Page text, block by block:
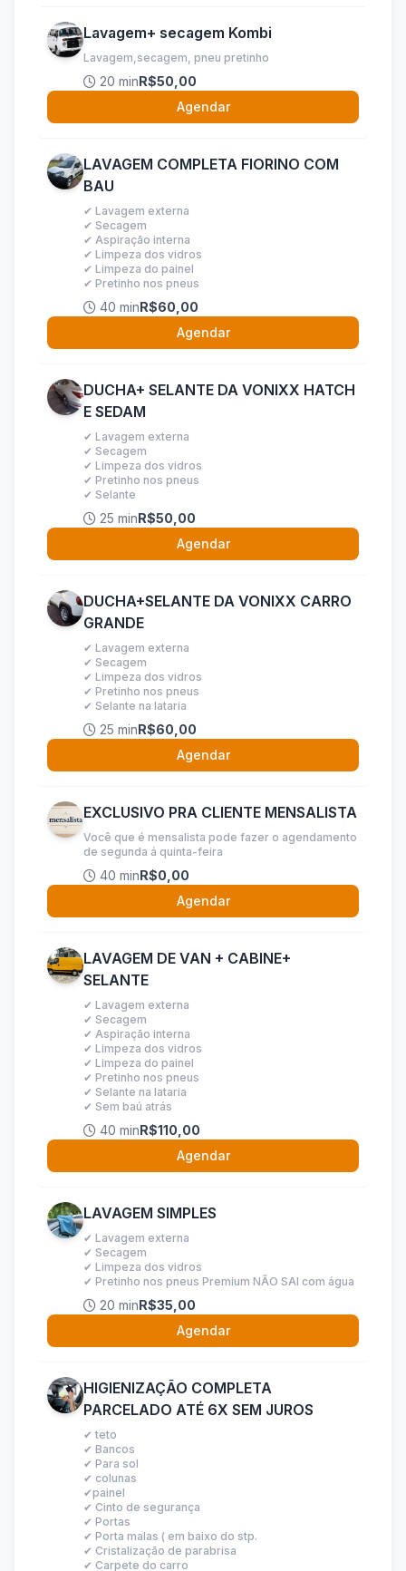
Lavagem+ secagem Kombi
Lavagem,secagem, pneu pretinho
20 minR$50,00
Agendar
LAVAGEM COMPLETA FIORINO COM
BAU
✔ Lavagem externa
✔ Secagem
✔ Aspiração interna
✔ Limpeza dos vidros
✔ Limpeza do painel
✔ Pretinho nos pneus
40 minR$60,00
Agendar
DUCHA+ SELANTE DA VONIXX HATCH
E SEDAM
✔ Lavagem externa
✔ Secagem
✔ Limpeza dos vidros
✔ Pretinho nos pneus
✔ Selante
25 minR$50,00
Agendar
DUCHA+SELANTE DA VONIXX CARRO
GRANDE
✔ Lavagem externa
✔ Secagem
✔ Limpeza dos vidros
✔ Pretinho nos pneus
✔ Selante na lataria
25 minR$60,00
Agendar
EXCLUSIVO PRA CLIENTE MENSALISTA
Você que é mensalista pode fazer o agendamento
de segunda á quinta-feira
40 minR$0,00
Agendar
LAVAGEM DE VAN + CABINE+
SELANTE
✔ Lavagem externa
✔ Secagem
✔ Aspiração interna
✔ Limpeza dos vidros
✔ Limpeza do painel
✔ Pretinho nos pneus
✔ Selante na lataria
✔ Sem baú atrás
40 minR$110,00
Agendar
LAVAGEM SIMPLES
✔ Lavagem externa
✔ Secagem
✔ Limpeza dos vidros
✔ Pretinho nos pneus Premium NÃO SAI com água
20 minR$35,00
Agendar
HIGIENIZAÇÃO COMPLETA
PARCELADO ATÉ 6X SEM JUROS
✔ teto
✔ Bancos
✔ Para sol
✔ colunas
✔painel
✔ Cinto de segurança
✔ Portas
✔ Porta malas ( em baixo do stp.
✔ Cristalização de parabrisa
✔ Carpete do carro